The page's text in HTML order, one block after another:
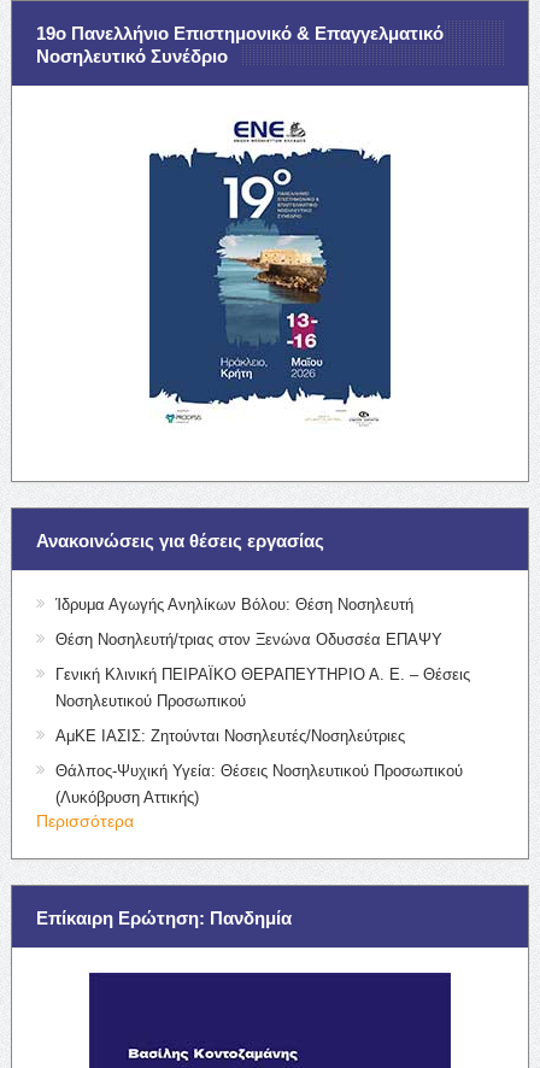
19ο Πανελλήνιο Επιστημονικό & Επαγγελματικό
Νοσηλευτικό Συνέδριο
Ανακοινώσεις για θέσεις εργασίας
Ίδρυμα Αγωγής Ανηλίκων Βόλου: Θέση Νοσηλευτή
Θέση Νοσηλευτή/τριας στον Ξενώνα Οδυσσέα ΕΠΑΨΥ
Γενική Κλινική ΠΕΙΡΑΪΚΟ ΘΕΡΑΠΕΥΤΗΡΙΟ Α. Ε. – Θέσεις
Νοσηλευτικού Προσωπικού
ΑμΚΕ ΙΑΣΙΣ: Ζητούνται Νοσηλευτές/Νοσηλεύτριες
Θάλπος-Ψυχική Υγεία: Θέσεις Νοσηλευτικού Προσωπικού
(Λυκόβρυση Αττικής)
Περισσότερα
Επίκαιρη Ερώτηση: Πανδημία